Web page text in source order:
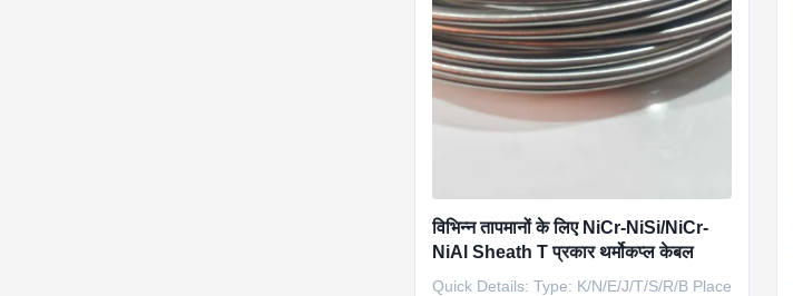
SS321(SS304),
SS316,SS310,INCONEL600,SS446
विभिन्न तापमानों के लिए NiCr-NiSi/NiCr-
NiAl Sheath T प्रकार थर्मोकप्ल केबल
Quick Details: Type: K/N/E/J/T/S/R/B Place